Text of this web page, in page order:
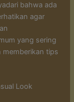
bahwa ada
agar
yang sering
memberikan tips
Look